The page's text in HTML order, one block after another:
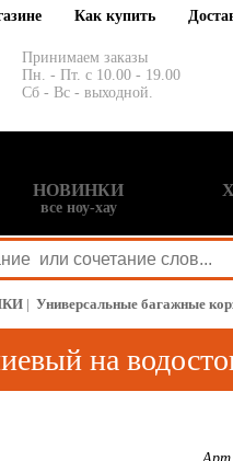
Как купить
Принимаем заказы
Пн. - Пт. с 10.00 - 19.00
Сб - Вс - выходной.
НОВИНКИ
все ноу-хау
| Универсальные багажные
на